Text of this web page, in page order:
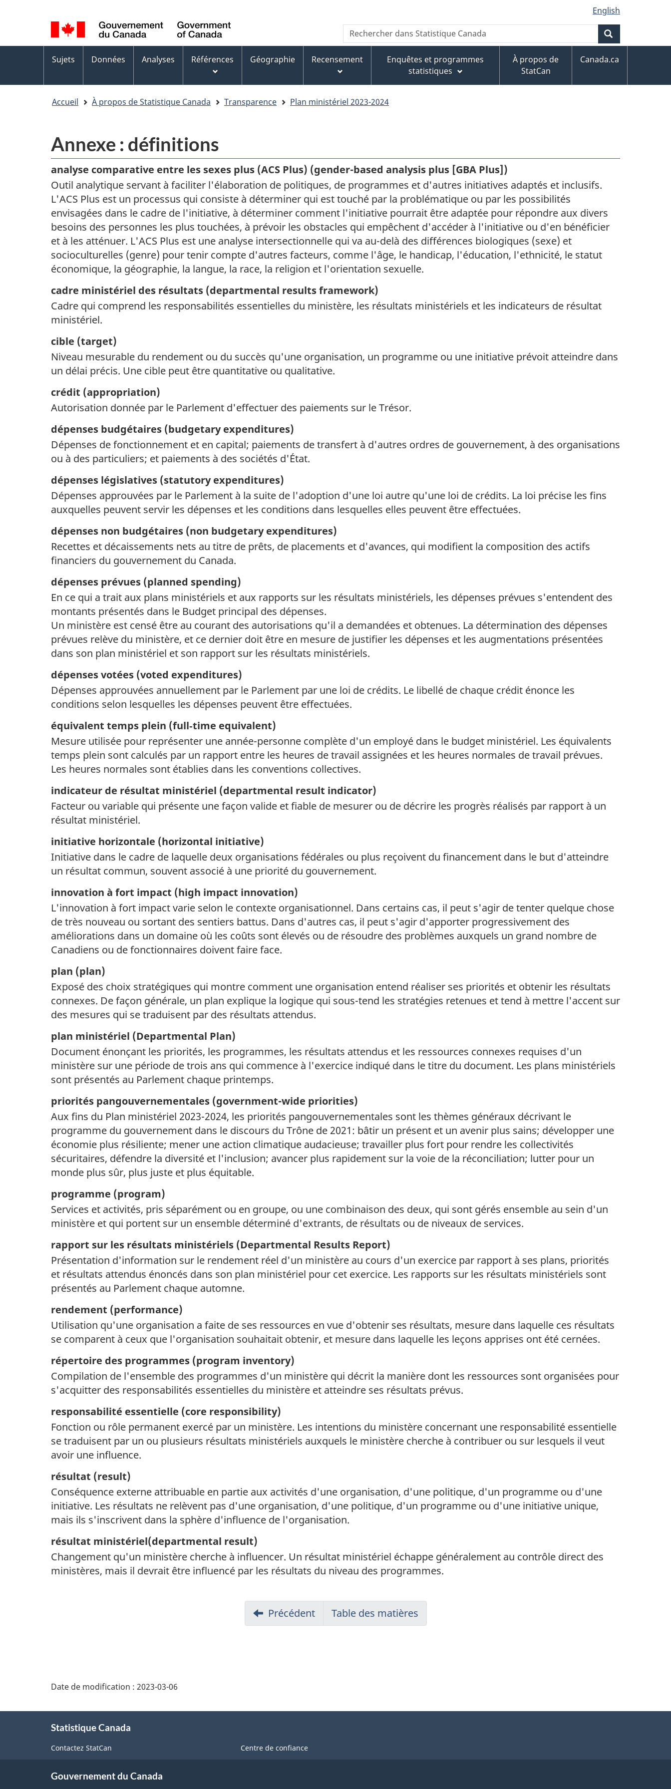
au
contenu
principal
au
pied
de
page
version
HTML
simplifiée
de
la
langue
Language
switcher
English
WxT
Search
form
Rechercher
dans
Canada
Menus
des
sujets
Sujets Données Analyses Références Géographie Recensement
Enquêtes et programmes
statistiques
À propos de
StatCan
Canada.ca
Accueil À propos de Statistique Canada Transparence Plan ministériel 2023-2024
Annexe : définitions
analyse comparative entre les sexes plus (ACS Plus) (gender-based analysis plus [GBA Plus])
Outil analytique servant à faciliter l'élaboration de politiques, de programmes et d'autres initiatives adaptés et inclusifs.
L'ACS Plus est un processus qui consiste à déterminer qui est touché par la problématique ou par les possibilités
envisagées dans le cadre de l'initiative, à déterminer comment l'initiative pourrait être adaptée pour répondre aux divers
besoins des personnes les plus touchées, à prévoir les obstacles qui empêchent d'accéder à l'initiative ou d'en bénéficier
et à les atténuer. L'ACS Plus est une analyse intersectionnelle qui va au-delà des différences biologiques (sexe) et
socioculturelles (genre) pour tenir compte d'autres facteurs, comme l'âge, le handicap, l'éducation, l'ethnicité, le statut
économique, la géographie, la langue, la race, la religion et l'orientation sexuelle.
cadre ministériel des résultats (departmental results framework)
Cadre qui comprend les responsabilités essentielles du ministère, les résultats ministériels et les indicateurs de résultat
ministériel.
cible (target)
Niveau mesurable du rendement ou du succès qu'une organisation, un programme ou une initiative prévoit atteindre dans
un délai précis. Une cible peut être quantitative ou qualitative.
crédit (appropriation)
Autorisation donnée par le Parlement d'effectuer des paiements sur le Trésor.
dépenses budgétaires (budgetary expenditures)
Dépenses de fonctionnement et en capital; paiements de transfert à d'autres ordres de gouvernement, à des organisations
ou à des particuliers; et paiements à des sociétés d'État.
dépenses législatives (statutory expenditures)
Dépenses approuvées par le Parlement à la suite de l'adoption d'une loi autre qu'une loi de crédits. La loi précise les fins
auxquelles peuvent servir les dépenses et les conditions dans lesquelles elles peuvent être effectuées.
dépenses non budgétaires (non budgetary expenditures)
Recettes et décaissements nets au titre de prêts, de placements et d'avances, qui modifient la composition des actifs
financiers du gouvernement du Canada.
dépenses prévues (planned spending)
En ce qui a trait aux plans ministériels et aux rapports sur les résultats ministériels, les dépenses prévues s'entendent des
montants présentés dans le Budget principal des dépenses.
Un ministère est censé être au courant des autorisations qu'il a demandées et obtenues. La détermination des dépenses
prévues relève du ministère, et ce dernier doit être en mesure de justifier les dépenses et les augmentations présentées
dans son plan ministériel et son rapport sur les résultats ministériels.
dépenses votées (voted expenditures)
Dépenses approuvées annuellement par le Parlement par une loi de crédits. Le libellé de chaque crédit énonce les
conditions selon lesquelles les dépenses peuvent être effectuées.
équivalent temps plein (full‑time equivalent)
Mesure utilisée pour représenter une année-personne complète d'un employé dans le budget ministériel. Les équivalents
temps plein sont calculés par un rapport entre les heures de travail assignées et les heures normales de travail prévues.
Les heures normales sont établies dans les conventions collectives.
indicateur de résultat ministériel (departmental result indicator)
Facteur ou variable qui présente une façon valide et fiable de mesurer ou de décrire les progrès réalisés par rapport à un
résultat ministériel.
initiative horizontale (horizontal initiative)
Initiative dans le cadre de laquelle deux organisations fédérales ou plus reçoivent du financement dans le but d'atteindre
un résultat commun, souvent associé à une priorité du gouvernement.
innovation à fort impact (high impact innovation)
L'innovation à fort impact varie selon le contexte organisationnel. Dans certains cas, il peut s'agir de tenter quelque chose
de très nouveau ou sortant des sentiers battus. Dans d'autres cas, il peut s'agir d'apporter progressivement des
améliorations dans un domaine où les coûts sont élevés ou de résoudre des problèmes auxquels un grand nombre de
Canadiens ou de fonctionnaires doivent faire face.
plan (plan)
Exposé des choix stratégiques qui montre comment une organisation entend réaliser ses priorités et obtenir les résultats
connexes. De façon générale, un plan explique la logique qui sous-tend les stratégies retenues et tend à mettre l'accent sur
des mesures qui se traduisent par des résultats attendus.
plan ministériel (Departmental Plan)
Document énonçant les priorités, les programmes, les résultats attendus et les ressources connexes requises d'un
ministère sur une période de trois ans qui commence à l'exercice indiqué dans le titre du document. Les plans ministériels
sont présentés au Parlement chaque printemps.
priorités pangouvernementales (government-wide priorities)
Aux fins du Plan ministériel 2023-2024, les priorités pangouvernementales sont les thèmes généraux décrivant le
programme du gouvernement dans le discours du Trône de 2021: bâtir un présent et un avenir plus sains; développer une
économie plus résiliente; mener une action climatique audacieuse; travailler plus fort pour rendre les collectivités
sécuritaires, défendre la diversité et l'inclusion; avancer plus rapidement sur la voie de la réconciliation; lutter pour un
monde plus sûr, plus juste et plus équitable.
programme (program)
Services et activités, pris séparément ou en groupe, ou une combinaison des deux, qui sont gérés ensemble au sein d'un
ministère et qui portent sur un ensemble déterminé d'extrants, de résultats ou de niveaux de services.
rapport sur les résultats ministériels (Departmental Results Report)
Présentation d'information sur le rendement réel d'un ministère au cours d'un exercice par rapport à ses plans, priorités
et résultats attendus énoncés dans son plan ministériel pour cet exercice. Les rapports sur les résultats ministériels sont
présentés au Parlement chaque automne.
rendement (performance)
Utilisation qu'une organisation a faite de ses ressources en vue d'obtenir ses résultats, mesure dans laquelle ces résultats
se comparent à ceux que l'organisation souhaitait obtenir, et mesure dans laquelle les leçons apprises ont été cernées.
répertoire des programmes (program inventory)
Compilation de l'ensemble des programmes d'un ministère qui décrit la manière dont les ressources sont organisées pour
s'acquitter des responsabilités essentielles du ministère et atteindre ses résultats prévus.
responsabilité essentielle (core responsibility)
Fonction ou rôle permanent exercé par un ministère. Les intentions du ministère concernant une responsabilité essentielle
se traduisent par un ou plusieurs résultats ministériels auxquels le ministère cherche à contribuer ou sur lesquels il veut
avoir une influence.
résultat (result)
Conséquence externe attribuable en partie aux activités d'une organisation, d'une politique, d'un programme ou d'une
initiative. Les résultats ne relèvent pas d'une organisation, d'une politique, d'un programme ou d'une initiative unique,
mais ils s'inscrivent dans la sphère d'influence de l'organisation.
résultat ministériel(departmental result)
Changement qu'un ministère cherche à influencer. Un résultat ministériel échappe généralement au contrôle direct des
ministères, mais il devrait être influencé par les résultats du niveau des programmes.
Précédent Table des matières
Date de modification : 2023-03-06
Statistique Canada
Contactez StatCan Centre de confiance
Gouvernement du Canada